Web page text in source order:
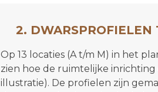
2.
Op 13 locaties (A t/m M) in het
zien hoe de ruimtelijke
illustratie). De profielen zijn